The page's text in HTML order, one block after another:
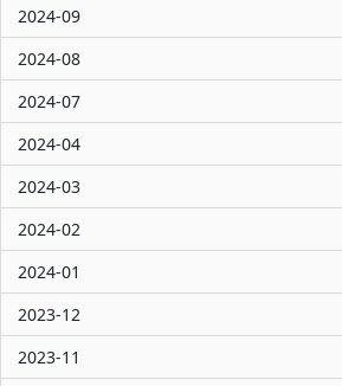
2024-09
2024-08
2024-07
2024-04
2024-03
2024-02
2024-01
2023-12
2023-11